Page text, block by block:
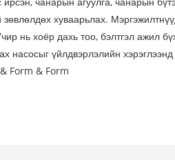
зөвлөлдөх хуваарьлах.
нь хоёр дахь тоо, бэлтгэл ажил
насосыг үйлдвэрлэлийн
Form & Form